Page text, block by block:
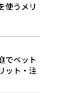
使うメリ
でペット
ット・注